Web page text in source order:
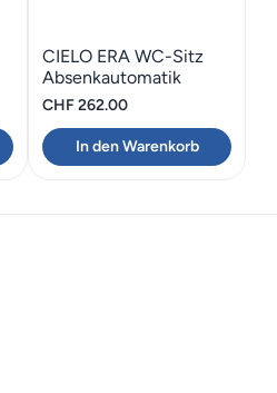
CIELO ERA WC-Sitz
Absenkautomatik
CHF262.00
In den Warenkorb